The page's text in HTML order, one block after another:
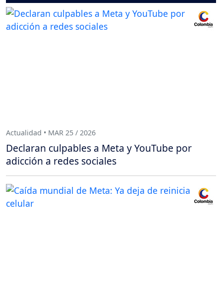
Actualidad • MAR 25 / 2026
Declaran culpables a Meta y YouTube por
adicción a redes sociales